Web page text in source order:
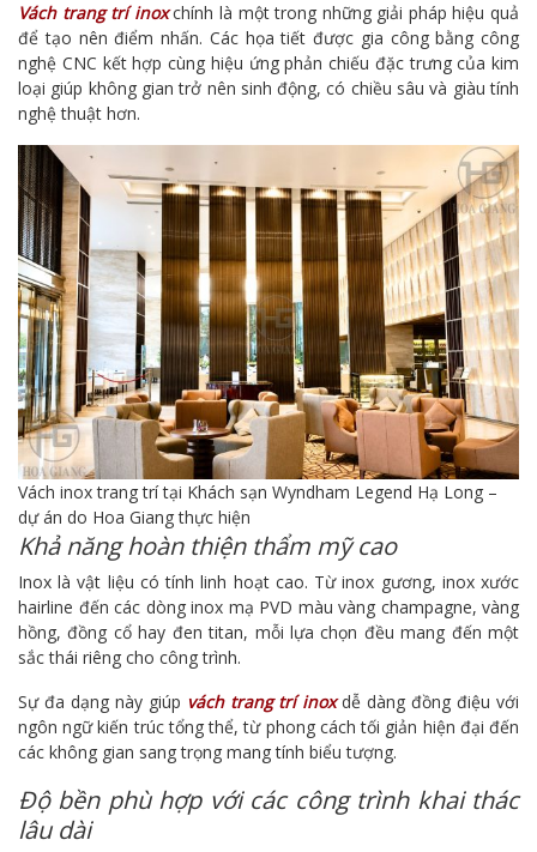
Vách trang trí inoxchính là một trong những giải pháp hiệu quả
để tạo nên điểm nhấn. Các họa tiết được gia công bằng công
nghệ CNC kết hợp cùng hiệu ứng phản chiếu đặc trưng của kim
loại giúp không gian trở nên sinh động, có chiều sâu và giàu tính
nghệ thuật hơn.
Vách inox trang trí tại Khách sạn Wyndham Legend Hạ Long –
dự án do Hoa Giang thực hiện
Khả năng hoàn thiện thẩm mỹ cao
Inox là vật liệu có tính linh hoạt cao. Từ inox gương, inox xước
hairline đến các dòng inox mạ PVD màu vàng champagne, vàng
hồng, đồng cổ hay đen titan, mỗi lựa chọn đều mang đến một
sắc thái riêng cho công trình.
Sự đa dạng này giúp vách trang trí inoxdễ dàng đồng điệu với
ngôn ngữ kiến trúc tổng thể, từ phong cách tối giản hiện đại đến
các không gian sang trọng mang tính biểu tượng.
Độ bền phù hợp với các công trình khai thác
lâu dài